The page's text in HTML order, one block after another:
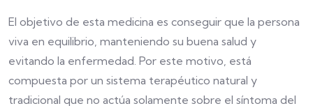
El objetivo de esta medicina es conseguir que la persona
viva en equilibrio, manteniendo su buena salud y
evitando la enfermedad. Por este motivo, está
compuesta por un sistema terapéutico natural y
tradicional que no actúa solamente sobre el síntoma del